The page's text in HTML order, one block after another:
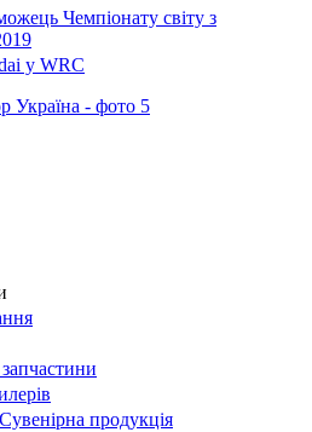
Чемпіонату світу з
у WRC
продукція